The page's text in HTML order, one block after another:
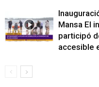
Mansa El
participó
accesible